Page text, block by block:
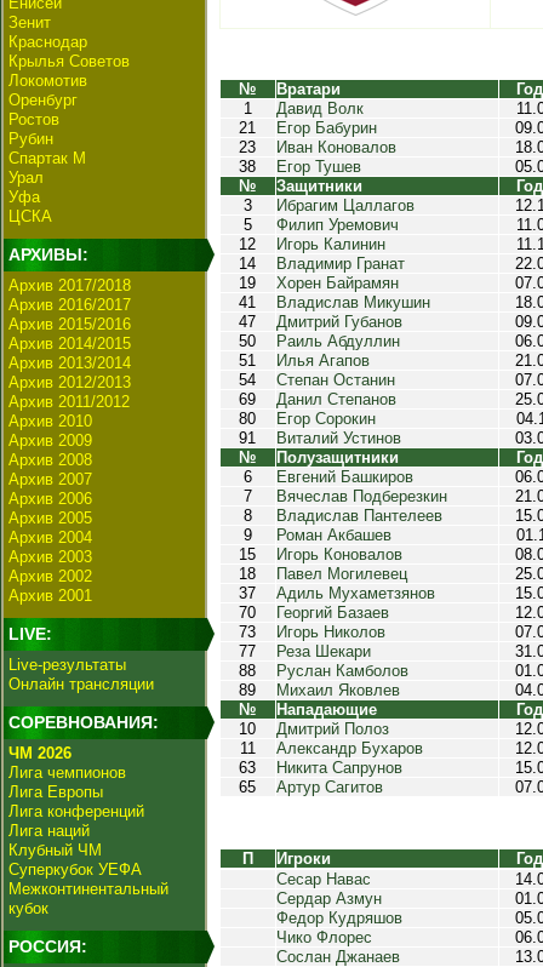
Зенит
Краснодар
Крылья Советов
Локомотив
Оренбург
Ростов
Рубин
Спартак М
Урал
Уфа
ЦСКА
АРХИВЫ:
Архив 2017/2018
Архив 2016/2017
Архив 2015/2016
Архив 2014/2015
Архив 2013/2014
Архив 2012/2013
Архив 2011/2012
Архив 2010
Архив 2009
Архив 2008
Архив 2007
Архив 2006
Архив 2005
Архив 2004
Архив 2003
Архив 2002
Архив 2001
LIVE:
Live-результаты
Онлайн трансляции
СОРЕВНОВАНИЯ:
ЧМ 2026
Лига чемпионов
Лига Европы
Лига конференций
Лига наций
Клубный ЧМ
Суперкубок УЕФА
Межконтинентальный
кубок
РОССИЯ:
№ Вратари
1
Давид Волк
21
Егор Бабурин
23
Иван Коновалов
38
Егор Тушев
№
Защитники
3
Ибрагим Цаллагов
5
Филип Уремович
12
Игорь Калинин
14
Владимир Гранат
19
Хорен Байрамян
41
Владислав Микушин
47
Дмитрий Губанов
50
Раиль Абдуллин
51
Илья Агапов
54
Степан Останин
69
Данил Степанов
80
Егор Сорокин
91
Виталий Устинов
№
Полузащитники
6
Евгений Башкиров
7
Вячеслав Подберезкин
8
Владислав Пантелеев
9
Роман Акбашев
15
Игорь Коновалов
18
Павел Могилевец
37
Адиль Мухаметзянов
70
Георгий Базаев
73
Игорь Николов
77
Реза Шекари
88
Руслан Камболов
89
Михаил Яковлев
№
Нападающие
10
Дмитрий Полоз
11
Александр Бухаров
63
Никита Сапрунов
65
Артур Сагитов
П Игроки
Сесар Навас
Сердар Азмун
Федор Кудряшов
Чико Флорес
Сослан Джанаев